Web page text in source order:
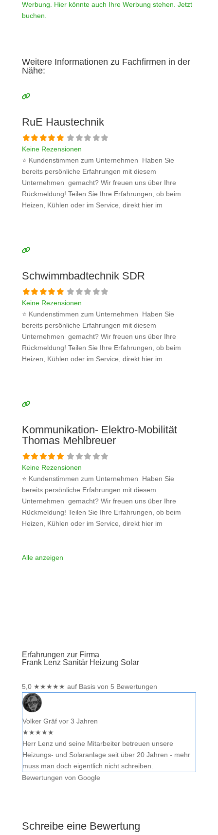
Werbung. Hier könnte auch Ihre Werbung stehen. Jetzt
buchen.
Weitere Informationen zu Fachfirmen in der
Nähe:
RuE Haustechnik
Keine Rezensionen
⭐ Kundenstimmen zum Unternehmen Haben Sie
bereits persönliche Erfahrungen mit diesem
Unternehmen gemacht? Wir freuen uns über Ihre
Rückmeldung! Teilen Sie Ihre Erfahrungen, ob beim
Heizen, Kühlen oder im Service, direkt hier im
bitte mit konkreten Details an und bleiben
Schwimmbadtechnik SDR
Keine Rezensionen
⭐ Kundenstimmen zum Unternehmen Haben Sie
bereits persönliche Erfahrungen mit diesem
Unternehmen gemacht? Wir freuen uns über Ihre
Rückmeldung! Teilen Sie Ihre Erfahrungen, ob beim
Heizen, Kühlen oder im Service, direkt hier im
bitte mit konkreten Details an und bleiben
Kommunikation- Elektro-Mobilität
Thomas Mehlbreuer
Keine Rezensionen
⭐ Kundenstimmen zum Unternehmen Haben Sie
bereits persönliche Erfahrungen mit diesem
Unternehmen gemacht? Wir freuen uns über Ihre
Rückmeldung! Teilen Sie Ihre Erfahrungen, ob beim
Heizen, Kühlen oder im Service, direkt hier im
Sie eine kritische Meinung äußern, so geben Sie diese
Alle anzeigen
Erfahrungen zur Firma
Frank Lenz Sanitär Heizung Solar
5,0 ★★★★★ auf Basis von 5 Bewertungen
Volker Gräf vor 3 Jahren
★★★★★
Herr Lenz und seine Mitarbeiter betreuen unsere
Heizungs- und Solaranlage seit über 20 Jahren - mehr
muss man doch eigentlich nicht schreiben.
Bewertungen von Google
Schreibe eine Bewertung